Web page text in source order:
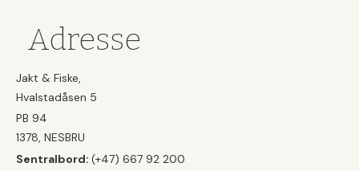
Adresse
Jakt & Fiske,
Hvalstadåsen 5
PB 94
1378, NESBRU
Sentralbord: (+47) 667 92 200